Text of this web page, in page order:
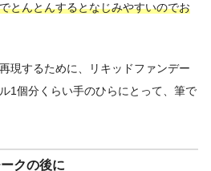
とんとんするとなじみやすいのでお
現するために、リキッドファンデー
1個分くらい手のひらにとって、筆で
クの後に